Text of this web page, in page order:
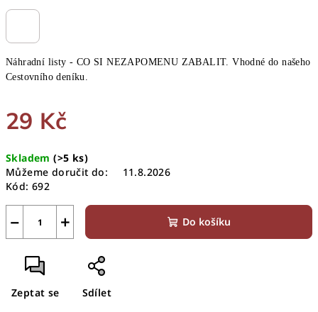
Náhradní listy - CO SI NEZAPOMENU ZABALIT. Vhodné do našeho
Cestovního deníku.
29 Kč
cena:
Skladem(>5 ks)
Můžeme doručit do:
11.8.2026
Kód: 692
+
− Do košíku
Zeptat se Sdílet